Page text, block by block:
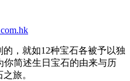
，就如12种宝石各被予以独
简述生日宝石的由来与历
旅。